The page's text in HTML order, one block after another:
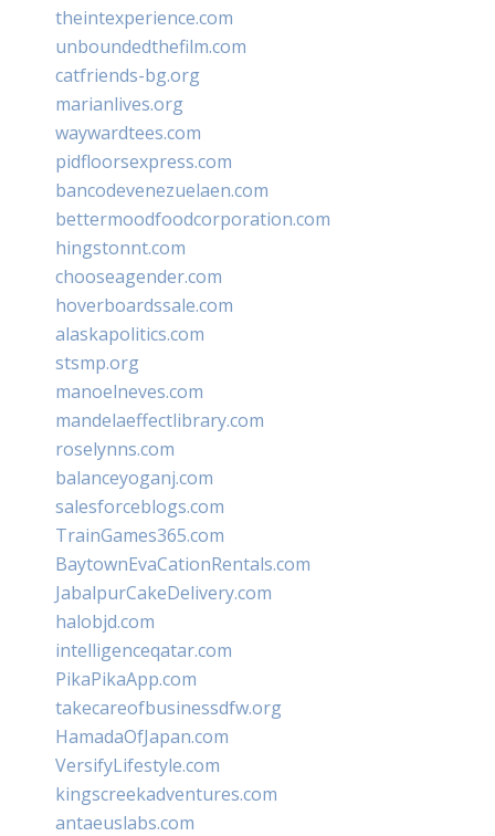
theintexperience.com
unboundedthefilm.com
catfriends-bg.org
marianlives.org
waywardtees.com
pidfloorsexpress.com
bancodevenezuelaen.com
bettermoodfoodcorporation.com
hingstonnt.com
chooseagender.com
hoverboardssale.com
alaskapolitics.com
stsmp.org
manoelneves.com
mandelaeffectlibrary.com
roselynns.com
balanceyoganj.com
salesforceblogs.com
TrainGames365.com
BaytownEvaCationRentals.com
JabalpurCakeDelivery.com
halobjd.com
intelligenceqatar.com
PikaPikaApp.com
takecareofbusinessdfw.org
HamadaOfJapan.com
VersifyLifestyle.com
kingscreekadventures.com
antaeuslabs.com